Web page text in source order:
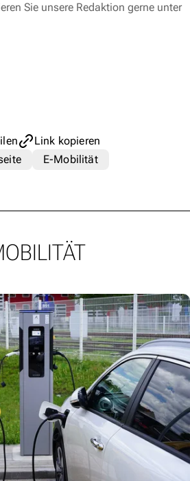
Sie unsere Redaktion gerne unter
Link kopieren
E-Mobilität